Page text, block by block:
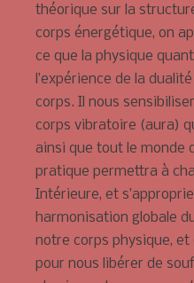
théorique sur la
corps énergétique, on
ce que la physique
l’expérience de la
corps. Il nous
corps vibratoire (aura)
ainsi que tout le monde
pratique permettra à
Intérieure, et
harmonisation globale
notre corps physique, et
pour nous libérer de